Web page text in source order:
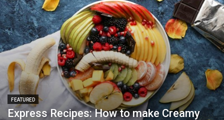
FEATURED
Express Recipes: How to make Creamy